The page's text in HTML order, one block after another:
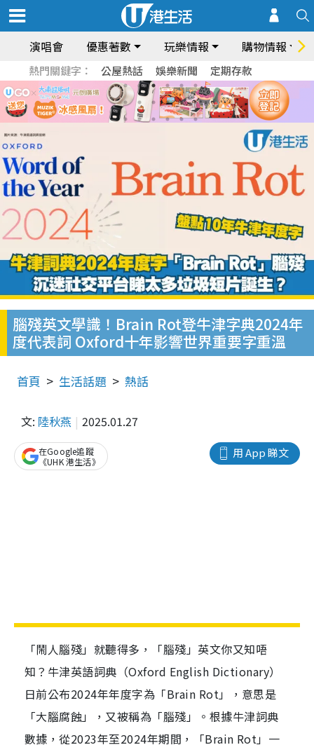
演唱會 優惠著數 玩樂情報 購物情報
熱門關鍵字： 公屋熱話 娛樂新聞 定期存款
腦殘英文學識！Brain Rot登牛津字典2024年
度代表詞 Oxford十年影響世界重要字重溫
首頁 生活話題 熱話
文: 陸秋燕 2025.01.27
用 App 睇文
在Google追蹤
《UHK 港生活》
「鬧人腦殘」就聽得多，「腦殘」英文你又知唔
知？牛津英語詞典（Oxford English Dictionary）
日前公布2024年年度字為「Brain Rot」，意思是
「大腦腐蝕」，又被稱為「腦殘」。根據牛津詞典
數據，從2023年至2024年期間，「Brain Rot」一